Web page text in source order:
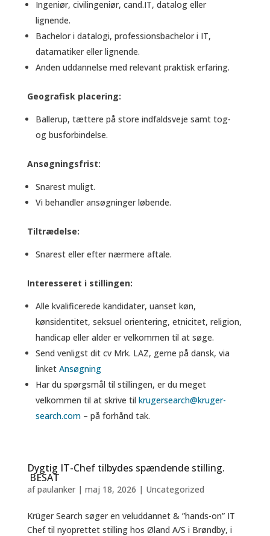
Ingeniør, civilingeniør, cand.IT, datalog eller
lignende.
Bachelor i datalogi, professionsbachelor i IT,
datamatiker eller lignende.
Anden uddannelse med relevant praktisk erfaring.
Geografisk placering:
Ballerup, tættere på store indfaldsveje samt tog-
og busforbindelse.
Ansøgningsfrist:
Snarest muligt.
Vi behandler ansøgninger løbende.
Tiltrædelse:
Snarest eller efter nærmere aftale.
Interesseret i stillingen:
Alle kvalificerede kandidater, uanset køn,
kønsidentitet, seksuel orientering, etnicitet, religion,
handicap eller alder er velkommen til at søge.
Send venligst dit cv Mrk. LAZ, gerne på dansk, via
linket Ansøgning
Har du spørgsmål til stillingen, er du meget
velkommen til at skrive til krugersearch@kruger-
search.com– på forhånd tak.
Dygtig IT-Chef tilbydes spændende stilling.
BESAT
afpaulanker| maj 18, 2026 | Uncategorized
Krüger Search søger en veluddannet & ”hands-on” IT
Chef til nyoprettet stilling hos Øland A/S i Brøndby, i